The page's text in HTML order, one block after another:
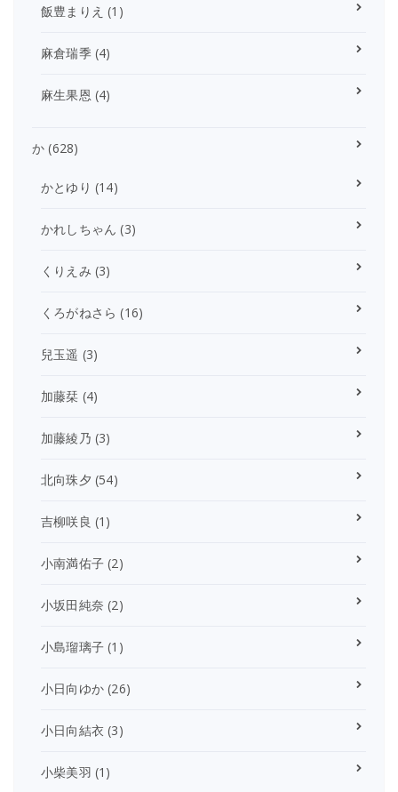
飯豊まりえ (1)
麻倉瑞季(4)
麻生果恩 (4)
か (628)
かとゆり (14)
かれしちゃん (3)
くりえみ (3)
くろがねさら (16)
兒玉遥 (3)
加藤栞 (4)
加藤綾乃 (3)
北向珠夕 (54)
吉柳咲良 (1)
小南満佑子 (2)
小坂田純奈 (2)
小島瑠璃子 (1)
小日向ゆか (26)
小日向結衣 (3)
小柴美羽 (1)